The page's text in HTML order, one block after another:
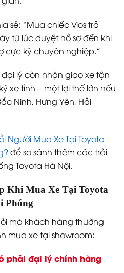
sẻ: “Mua chiếc Vios trả
từ lúc duyệt hồ sơ đến khi
cực kỳ chuyên nghiệp.”
lý còn nhận giao xe tận
xe tỉnh – một lợi thế lớn nếu
Ninh, Hưng Yên, Hải
Người Mua Xe Tại Toyota
để so sánh thêm các trải
Toyota Hà Nội.
Khi Mua Xe Tại Toyota
Phóng
mà khách hàng thường
mua xe tại showroom:
phải đại lý chính hãng